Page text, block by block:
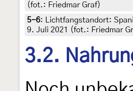
(fot.: Friedmar Graf)
5-6:
Lichtfangstandort:
9. Juli 2021 (fot.: Friedmar
3.2.